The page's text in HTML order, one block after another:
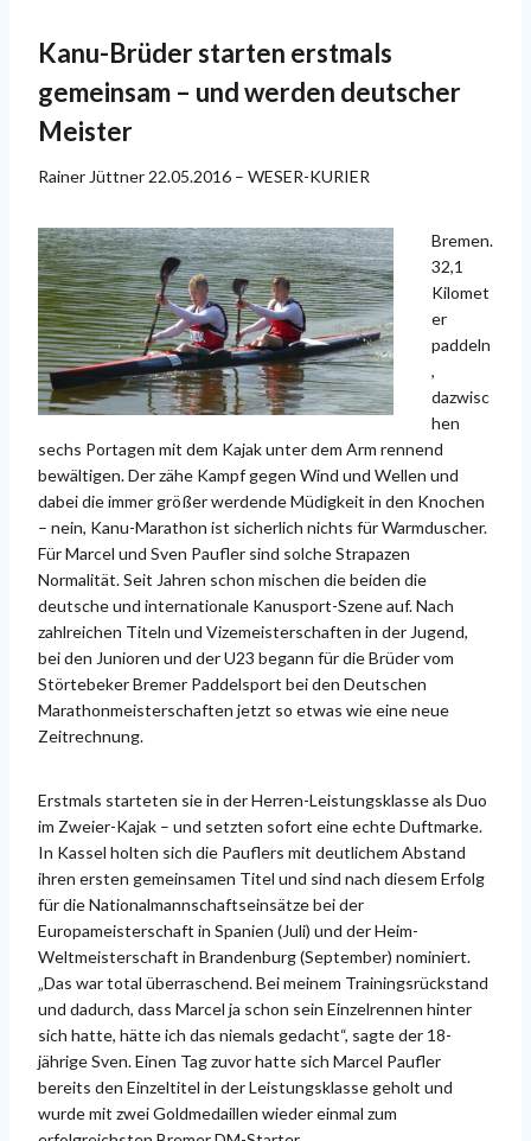
Kanu-Brüder starten erstmals
gemeinsam – und werden deutscher
Meister
Rainer Jüttner 22.05.2016 – WESER-KURIER
Bremen.
32,1
Kilomet
er
paddeln
,
dazwisc
hen
sechs Portagen mit dem Kajak unter dem Arm rennend
bewältigen. Der zähe Kampf gegen Wind und Wellen und
dabei die immer größer werdende Müdigkeit in den Knochen
– nein, Kanu-Marathon ist sicherlich nichts für Warmduscher.
Für Marcel und Sven Paufler sind solche Strapazen
Normalität. Seit Jahren schon mischen die beiden die
deutsche und internationale Kanusport-Szene auf. Nach
zahlreichen Titeln und Vizemeisterschaften in der Jugend,
bei den Junioren und der U23 begann für die Brüder vom
Störtebeker Bremer Paddelsport bei den Deutschen
Marathonmeisterschaften jetzt so etwas wie eine neue
Zeitrechnung.
Erstmals starteten sie in der Herren-Leistungsklasse als Duo
im Zweier-Kajak – und setzten sofort eine echte Duftmarke.
In Kassel holten sich die Pauflers mit deutlichem Abstand
ihren ersten gemeinsamen Titel und sind nach diesem Erfolg
für die Nationalmannschaftseinsätze bei der
Europameisterschaft in Spanien (Juli) und der Heim-
Weltmeisterschaft in Brandenburg (September) nominiert.
„Das war total überraschend. Bei meinem Trainingsrückstand
und dadurch, dass Marcel ja schon sein Einzelrennen hinter
sich hatte, hätte ich das niemals gedacht“, sagte der 18-
jährige Sven. Einen Tag zuvor hatte sich Marcel Paufler
bereits den Einzeltitel in der Leistungsklasse geholt und
wurde mit zwei Goldmedaillen wieder einmal zum